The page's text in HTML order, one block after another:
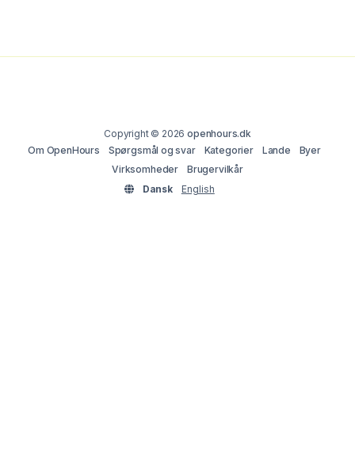
Copyright © 2026openhours.dk
Om OpenHours
Spørgsmål og svar Kategorier Lande
Byer
Virksomheder
Brugervilkår
Dansk
English